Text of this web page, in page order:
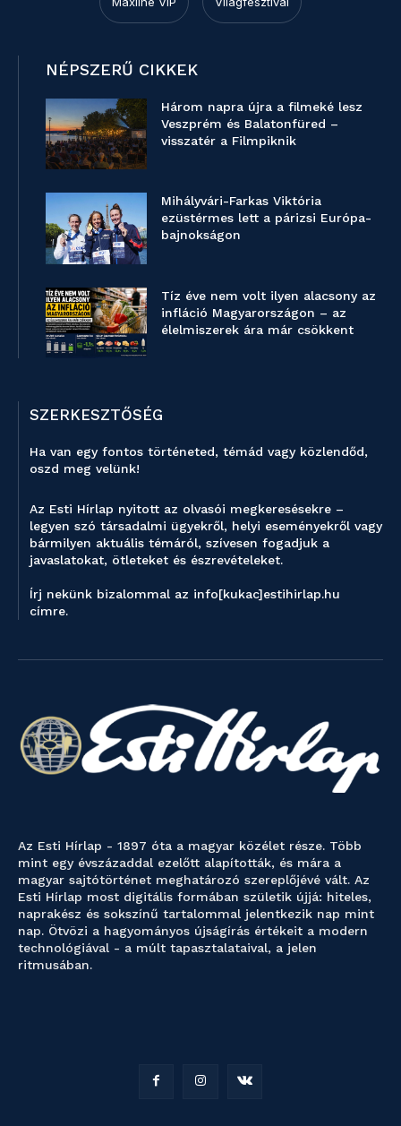
NÉPSZERŰ CIKKEK
Három napra újra a filmeké lesz
Veszprém és Balatonfüred –
visszatér a Filmpiknik
Mihályvári-Farkas Viktória
ezüstérmes lett a párizsi Európa-
bajnokságon
Tíz éve nem volt ilyen alacsony az
infláció Magyarországon – az
élelmiszerek ára már csökkent
SZERKESZTŐSÉG
Ha van egy fontos történeted, témád vagy közlendőd,
oszd meg velünk!
Az Esti Hírlap nyitott az olvasói megkeresésekre –
legyen szó társadalmi ügyekről, helyi eseményekről vagy
bármilyen aktuális témáról, szívesen fogadjuk a
javaslatokat, ötleteket és észrevételeket.
Írj nekünk bizalommal az info[kukac]estihirlap.hu
címre.
Az Esti Hírlap - 1897 óta a magyar közélet része. Több
mint egy évszázaddal ezelőtt alapították, és mára a
magyar sajtótörténet meghatározó szereplőjévé vált. Az
Esti Hírlap most digitális formában születik újjá: hiteles,
naprakész és sokszínű tartalommal jelentkezik nap mint
nap. Ötvözi a hagyományos újságírás értékeit a modern
technológiával - a múlt tapasztalataival, a jelen
ritmusában.